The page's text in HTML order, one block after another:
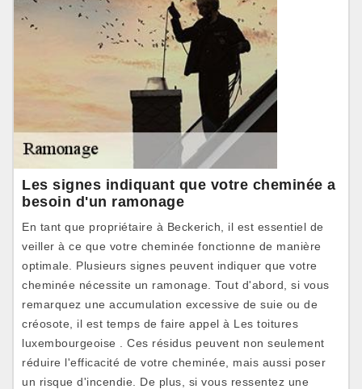
Les signes indiquant que votre cheminée a
besoin d'un ramonage
En tant que propriétaire à Beckerich, il est essentiel de
veiller à ce que votre cheminée fonctionne de manière
optimale. Plusieurs signes peuvent indiquer que votre
cheminée nécessite un ramonage. Tout d'abord, si vous
remarquez une accumulation excessive de suie ou de
créosote, il est temps de faire appel à Les toitures
luxembourgeoise . Ces résidus peuvent non seulement
réduire l'efficacité de votre cheminée, mais aussi poser
un risque d'incendie. De plus, si vous ressentez une